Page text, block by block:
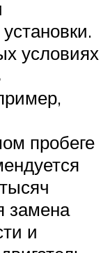
условиях
пробеге
замена
и